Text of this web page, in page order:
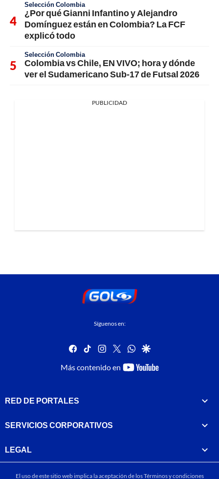
Selección Colombia
¿Por qué Gianni Infantino y Alejandro
Domínguez están en Colombia? La FCF
explicó todo
Selección Colombia
Colombia vs Chile, EN VIVO; hora y dónde
ver el Sudamericano Sub-17 de Futsal 2026
PUBLICIDAD
Síguenos en:
facebook
tiktok instagram
twitterwhatsapp
google
Más contenido en
youtube-
RED DE PORTALES
SERVICIOS CORPORATIVOS
LEGAL
El uso de este sitio web implica la aceptación de losTérminos y condiciones